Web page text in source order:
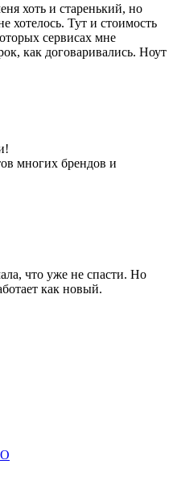
хоть и старенький, но
хотелось. Тут и стоимость
сервисах мне
как договаривались. Ноут
многих брендов и
что уже не спасти. Но
как новый.